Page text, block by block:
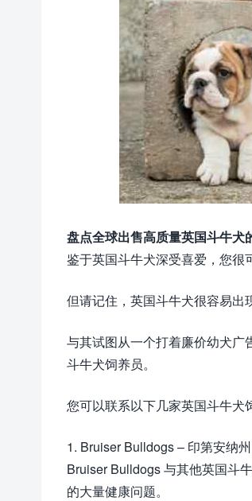
盘点全球出售高质量英国斗牛犬
鉴于英国斗牛犬深受喜爱，您很
但请记住，英国斗牛犬很容易出
与其试图从一个打着廉价幼犬
斗牛犬饲养员。
您可以联系以下几家英国斗牛犬
1. Bruiser Bulldogs – 印第安纳州
Bruiser Bulldogs 与其他英国斗
的大量健康问题。